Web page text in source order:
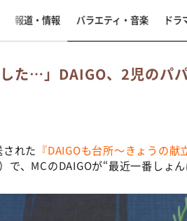
報道・情報 バラエティ・音楽 ドラ
した…」DAIGO、2児のパ
れた 『DAIGOも台所～きょうの献
で、MCのDAIGOが“最近一番しょ